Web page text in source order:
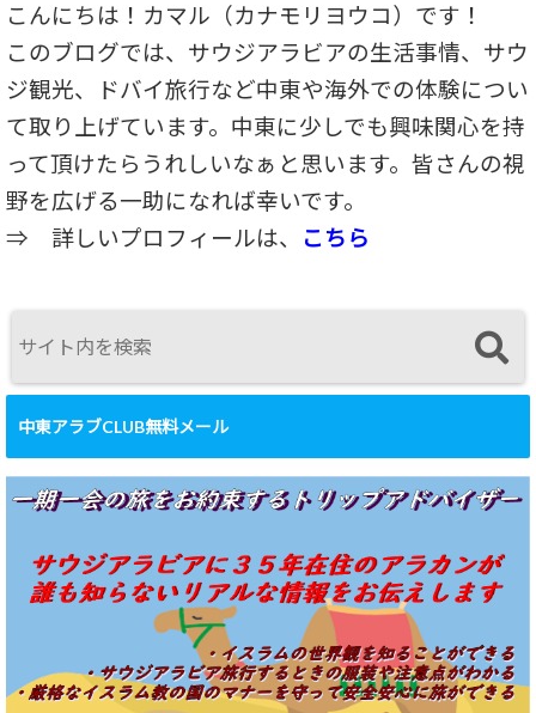
こんにちは！カマル（カナモリヨウコ）です！
このブログでは、サウジアラビアの生活事情、サウ
ジ観光、ドバイ旅行など中東や海外での体験につい
て取り上げています。中東に少しでも興味関心を持
って頂けたらうれしいなぁと思います。皆さんの視
野を広げる一助になれば幸いです。
⇒ 詳しいプロフィールは、 こちら
中東アラブCLUB無料メール